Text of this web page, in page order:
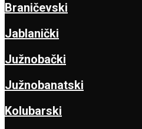
Braničevski
Jablanički
Južnobački
Južnobanatski
Kolubarski